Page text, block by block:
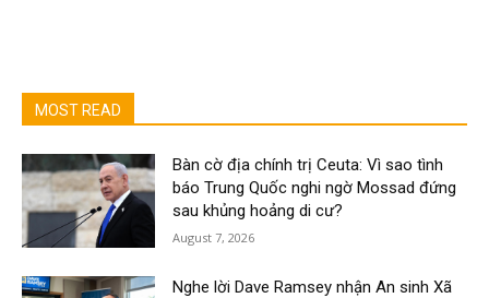
MOST READ
Bàn cờ địa chính trị Ceuta: Vì sao tình
báo Trung Quốc nghi ngờ Mossad đứng
sau khủng hoảng di cư?
August 7, 2026
Nghe lời Dave Ramsey nhận An sinh Xã